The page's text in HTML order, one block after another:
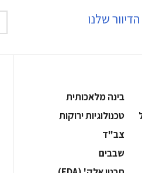
שלנו
בינה מלאכותית
‫טכנולוגיות ירוקות‬
‫צב"ד‬
‫שבבים‬